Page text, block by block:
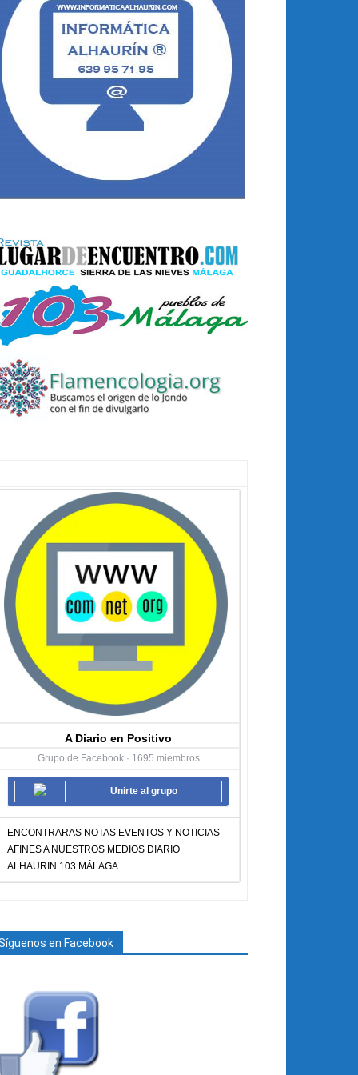
A Diario en Positivo
Grupo de Facebook · 1695 miembros
Unirte al grupo
ENCONTRARAS NOTAS EVENTOS Y NOTICIAS
AFINES A NUESTROS MEDIOS DIARIO
ALHAURIN 103 MÁLAGA
en Facebook